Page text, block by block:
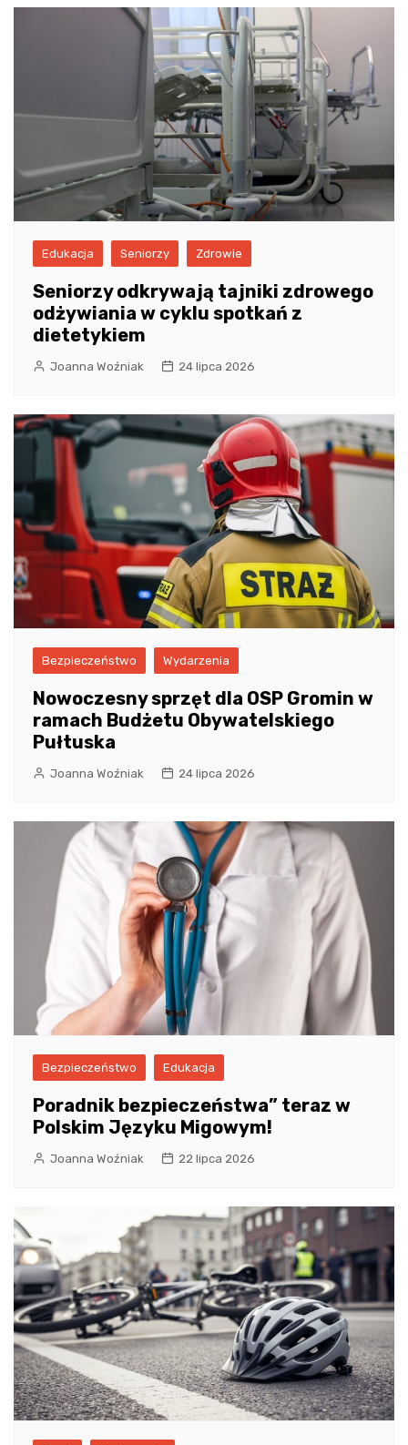
Edukacja Seniorzy Zdrowie
Seniorzy odkrywają tajniki zdrowego
odżywiania w cyklu spotkań z
dietetykiem
Joanna Woźniak 24 lipca 2026
Bezpieczeństwo Wydarzenia
Nowoczesny sprzęt dla OSP Gromin w
ramach Budżetu Obywatelskiego
Pułtuska
Joanna Woźniak 24 lipca 2026
Bezpieczeństwo Edukacja
Poradnik bezpieczeństwa” teraz w
Polskim Języku Migowym!
Joanna Woźniak 22 lipca 2026